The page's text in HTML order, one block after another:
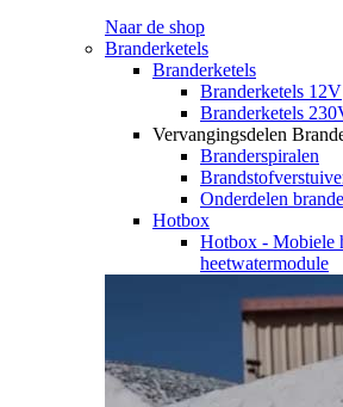
Naar de shop
Branderketels
Branderketels
Branderketels 12V
Branderketels
Vervangingsdelen
Branderspiralen
Onderdelen
Hotbox
Hotbox - Mobiele
heetwatermodule